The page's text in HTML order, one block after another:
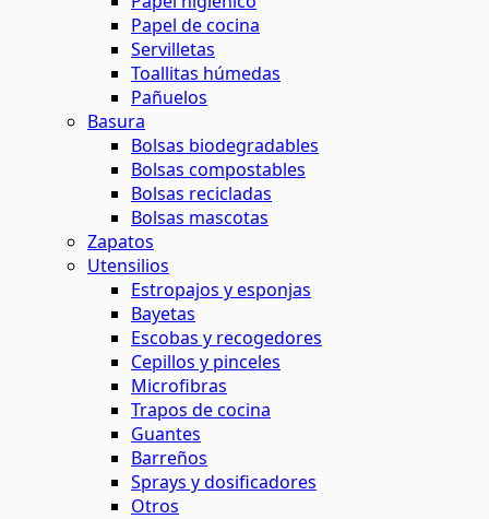
Papel de cocina
Servilletas
Toallitas húmedas
Pañuelos
Basura
Bolsas biodegradables
Bolsas compostables
Bolsas recicladas
Bolsas mascotas
Zapatos
Utensilios
Estropajos y esponjas
Bayetas
Escobas y recogedores
Cepillos y pinceles
Microfibras
Trapos de cocina
Guantes
Barreños
Sprays y dosificadores
Otros